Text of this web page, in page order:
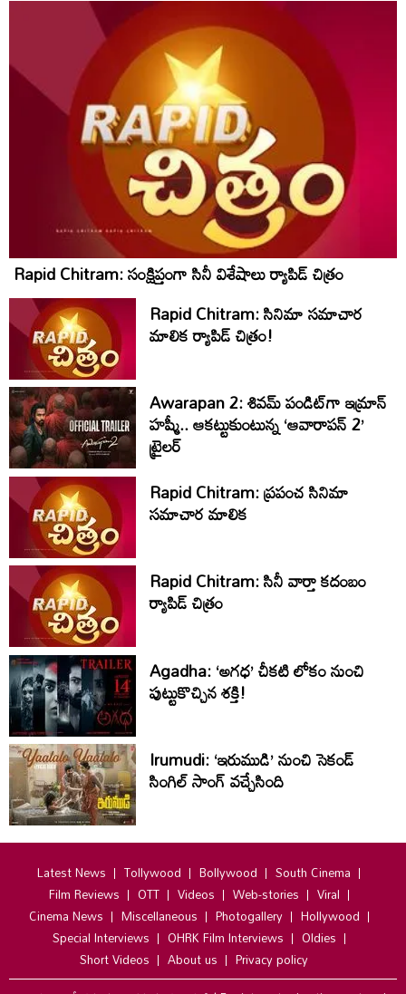
Rapid Chitram: సంక్షిప్తంగా సినీ విశేషాలు ర్యాపిడ్ చిత్రం
Rapid Chitram: సినిమా సమాచార
మాలిక ర్యాపిడ్ చిత్రం!
Awarapan 2: శివమ్ పండిట్‌గా ఇమ్రాన్
హష్మీ.. ఆకట్టుకుంటున్న ‘ఆవారాపన్ 2’
ట్రైలర్
Rapid Chitram: ప్రపంచ సినిమా
సమాచార మాలిక
Rapid Chitram: సినీ వార్తా కదంబం
ర్యాపిడ్ చిత్రం
Agadha: ‘అగధ’ చీకటి లోకం నుంచి
పుట్టుకొచ్చిన శక్తి!
Irumudi: ‘ఇరుముడి’ నుంచి సెకండ్
సింగిల్ సాంగ్ వచ్చేసింది
Latest News Tollywood Bollywood
South Cinema
Film Reviews
OTT Videos Web-stories
Viral
Cinema News
Miscellaneous Photogallery
Hollywood
Special Interviews
OHRK Film Interviews
Oldies
Short Videos
About us
Privacy policy